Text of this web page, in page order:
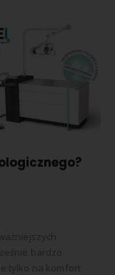
bardzo
tylko na komfort